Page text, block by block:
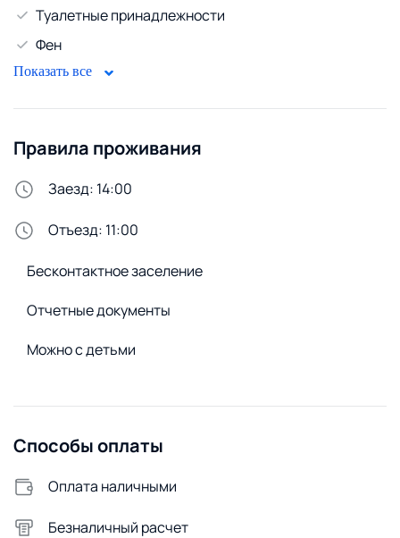
Туалетные принадлежности
Фен
Гладильная доска
Развлечения и мультимедиа
Телевизор
WiFi
Диван
Горячая вода
Утюг
Стиральный порошок
Стиральная машина
Удобства снаружи
Показать все
Правила проживания
Заезд: 14:00
Отъезд: 11:00
Бесконтактное заселение
Отчетные документы
Можно с детьми
Способы оплаты
Оплата наличными
Безналичный расчет